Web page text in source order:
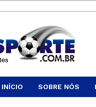
INÍCIO SOBRE NÓS